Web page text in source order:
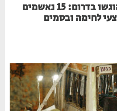
כתבי אישום חמורים הוגשו בדרום: 15 נאשמים
ובסמים